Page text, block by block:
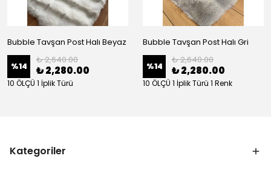
Bubble Tavşan Post Halı Beyaz
%14
₺ 2,640.00
₺ 2,280.00
10 ÖLÇÜ 1 İplik Türü
Bubble Tavşan Post Halı Gri
%14
₺ 2,640.00
₺ 2,280.00
10 ÖLÇÜ 1 İplik Türü 1 Renk
Kategoriler